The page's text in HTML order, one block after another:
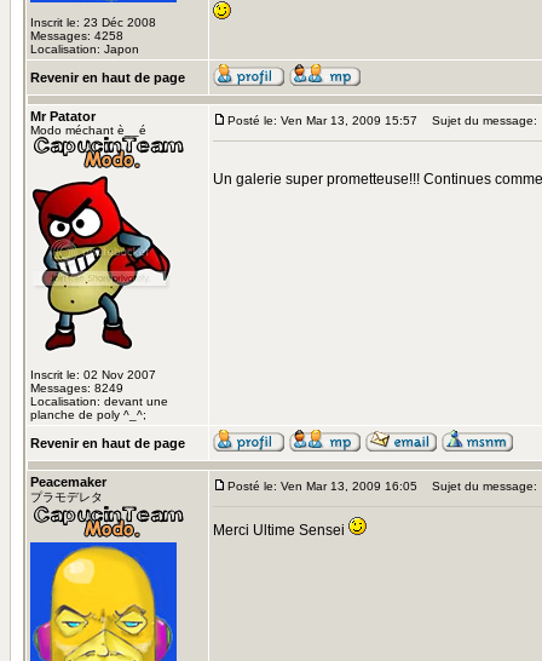
Inscrit le: 23 Déc 2008
Messages: 4258
Localisation: Japon
Revenir en haut de page
Mr Patator
Modo méchant è__é
Inscrit le: 02 Nov 2007
Messages: 8249
Localisation: devant une
planche de poly ^_^;
Posté le: Ven Mar 13, 2009 15:57 Sujet du message:
Un galerie super prometteuse!!! Continues
Revenir en haut de page
Peacemaker
プラモデレタ
Posté le: Ven Mar 13, 2009 16:05 Sujet du message:
Merci Ultime Sensei